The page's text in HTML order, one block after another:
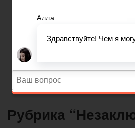
Вопросы и ответы
Главная
Договорные отношения
Увольнение
Заработная плата
Вопросы и ответы
Рубрика